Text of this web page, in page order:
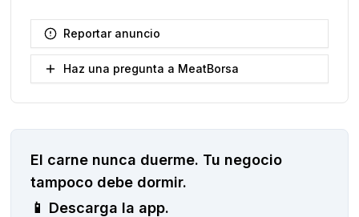
Reportar anuncio
Haz una pregunta a MeatBorsa
El carne nunca duerme. Tu negocio
tampoco debe dormir.
📱 Descarga la app.